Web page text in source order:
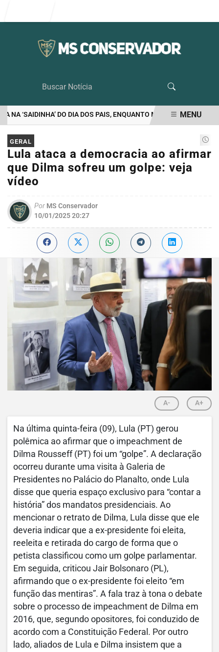
‘SAIDINHA’ DO DIA DOS PAIS, ENQUANTO MORAES VETA VISITA
EM ALTA
MENU
GERAL
Lula ataca a democracia ao afirmar
que Dilma sofreu um golpe: veja
vídeo
Por MS Conservador
10/01/2025 20:27
A- A+
Na última quinta-feira (09), Lula (PT) gerou
polêmica ao afirmar que o impeachment de
Dilma Rousseff (PT) foi um “golpe”. A declaração
ocorreu durante uma visita à Galeria de
Presidentes no Palácio do Planalto, onde Lula
disse que queria espaço exclusivo para “contar a
história” dos mandatos presidenciais. Ao
mencionar o retrato de Dilma, Lula disse que ele
deveria indicar que a ex-presidente foi eleita,
reeleita e retirada do cargo de forma que o
petista classificou como um golpe parlamentar.
Em seguida, criticou Jair Bolsonaro (PL),
afirmando que o ex-presidente foi eleito “em
função das mentiras”. A fala traz à tona o debate
sobre o processo de impeachment de Dilma em
2016, que, segundo opositores, foi conduzido de
acordo com a Constituição Federal. Por outro
lado, aliados de Lula e Dilma insistem que a